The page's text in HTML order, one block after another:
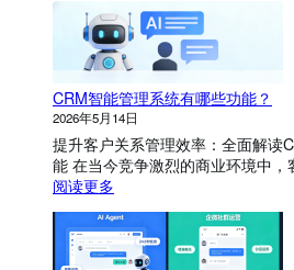
CRM智能管理系统有哪些功能？
2026年5月14日
提升客户关系管理效率：全面解读
能 在当今竞争激烈的商业环境中
阅读更多
R
M